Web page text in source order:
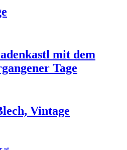
mit dem
Tage
Vintage